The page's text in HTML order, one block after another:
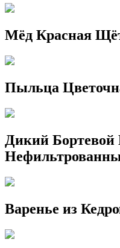
Мёд Красная
Пыльца
Дикий Бортевой
Варенье из